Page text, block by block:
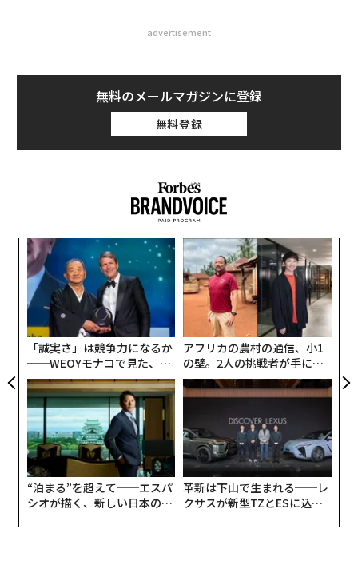
advertisement
無料のメールマガジンに登録
無料登録
「誠実さ」は競争力になるか
──WEOYモナコで見た、く
ら寿司の経営哲学
アフリカの農村の通信、小1
の壁。2人の挑戦者が手にし
た「次なる武器」
“泊まる”を超えて──エスパ
シオが描く、新しい日本のラ
革新は下山で生まれる──レ
クサスが新型TZとESに込め